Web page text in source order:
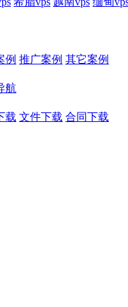
例 推广案例 其它案例
航
载 文件下载 合同下载